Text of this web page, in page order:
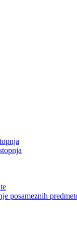
posameznih